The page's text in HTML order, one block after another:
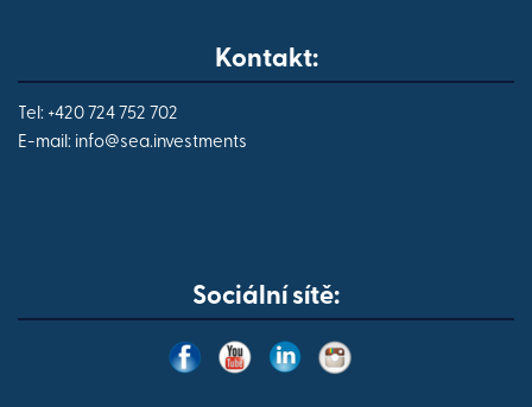
Kontakt:
Tel: +420 724 752 702
E-mail: info@sea.investments
Sociální sítě: